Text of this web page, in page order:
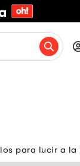
para lucir a